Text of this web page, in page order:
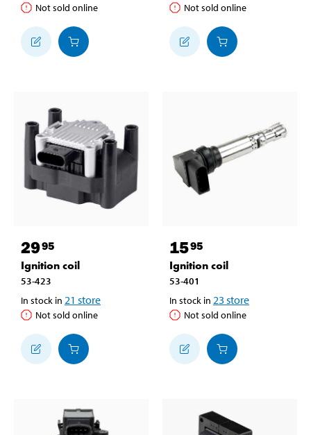
Not sold online Not sold online
2995
Ignition coil
53-423
In stock in 21 store
Not sold online
1595
Ignition coil
53-401
In stock in 23 store
Not sold online